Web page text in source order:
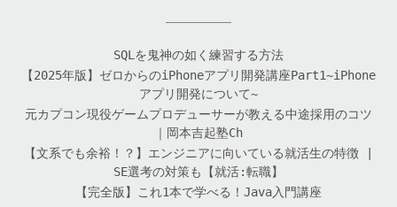
SQLを鬼神の如く練習する方法
【2025年版】ゼロからのiPhoneアプリ開発講座Part1~iPhone
アプリ開発について~
元カプコン現役ゲームプロデューサーが教える中途採用のコツ
｜岡本吉起塾Ch
【文系でも余裕！？】エンジニアに向いている就活生の特徴 |
SE選考の対策も【就活:転職】
【完全版】これ1本で学べる！Java入門講座